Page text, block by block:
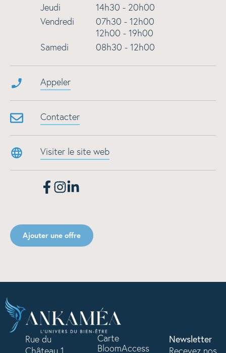
Jeudi
14h30 - 20h00
Vendredi
07h30 - 12h00
12h00 - 19h00
Samedi
08h30 - 12h00
Appeler
Contacter
Visiter le site web
Ajouter une offre
Rue du
Carte
BloomAccess
Newsletter